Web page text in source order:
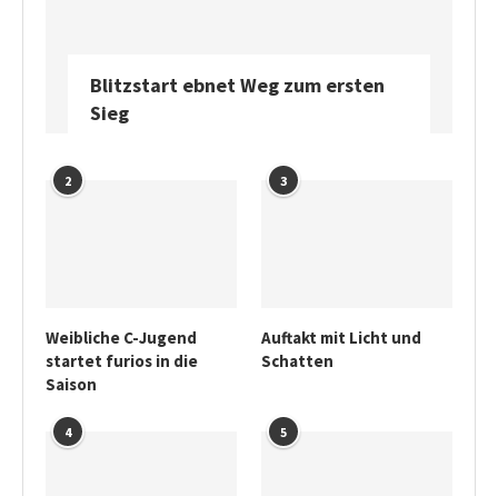
Blitzstart ebnet Weg zum ersten
Sieg
2
Weibliche C-Jugend
startet furios in die
Saison
3
Auftakt mit Licht und
Schatten
4 5